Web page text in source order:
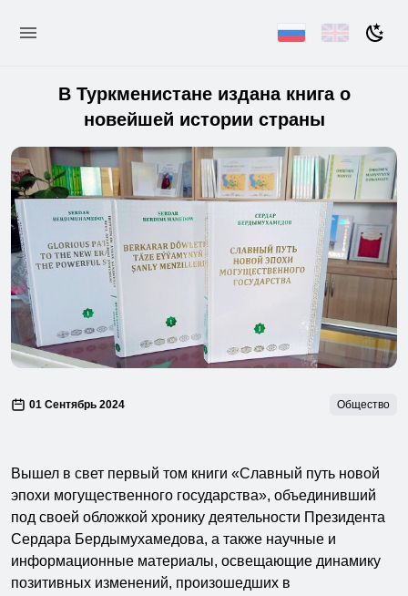
В Туркменистане издана книга о
новейшей истории страны
01 Сентябрь 2024 Общество
Вышел в свет первый том книги «Славный путь новой
эпохи могущественного государства», объединивший
под своей обложкой хронику деятельности Президента
Сердара Бердымухамедова, а также научные и
информационные материалы, освещающие динамику
позитивных изменений, произошедших в